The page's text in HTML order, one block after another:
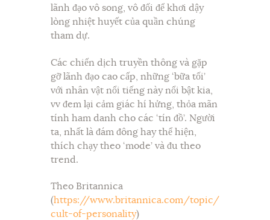
lãnh đạo vô song, vô đối để khơi dậy
lòng nhiệt huyết của quần chúng
tham dự.
Các chiến dịch truyền thông và gặp
gỡ lãnh đạo cao cấp, những ‘bữa tối’
với nhân vật nổi tiếng này nổi bật kia,
vv đem lại cảm giác hí hửng, thỏa mãn
tính ham danh cho các ‘tín đồ’. Người
ta, nhất là đám đông hay thể hiện,
thích chạy theo ‘mode’ và đu theo
trend.
Theo Britannica
(https://www.britannica.com/topic/
cult-of-personality)